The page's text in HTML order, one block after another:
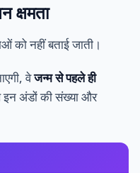
क्षमता
को नहीं बताई जाती।
वेजन्म से पहले ही
अंडों की संख्या और